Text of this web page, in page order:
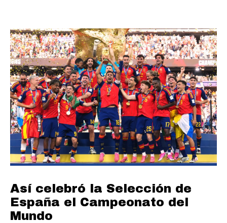
Así celebró la Selección de
España el Campeonato del
Mundo